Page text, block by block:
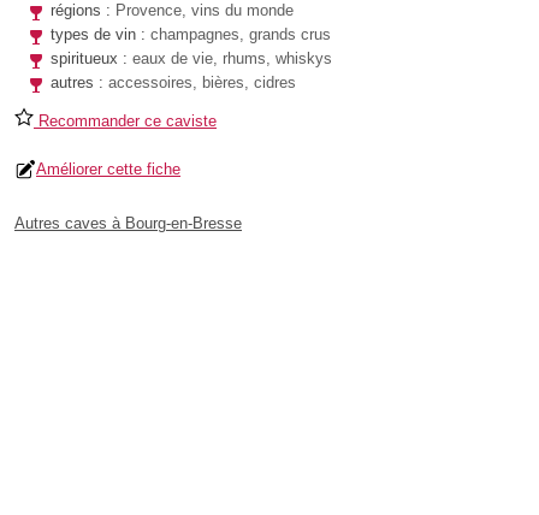
régions : Provence, vins du monde
types de vin : champagnes, grands crus
spiritueux : eaux de vie, rhums, whiskys
autres : accessoires, bières, cidres
Recommander ce caviste
Améliorer cette fiche
Autres caves à Bourg-en-Bresse